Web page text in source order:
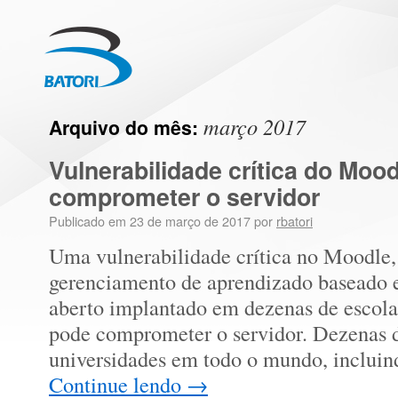
Arquivo do mês: março 2017
Vulnerabilidade crítica do
comprometer o servidor
Publicado em 23 de março de 2017por rbatori
Uma vulnerabilidade crítica no
gerenciamento de aprendizado
aberto implantado em dezenas de
pode comprometer o servidor. Dezenas
universidades em todo o mundo,
Continue lendo →